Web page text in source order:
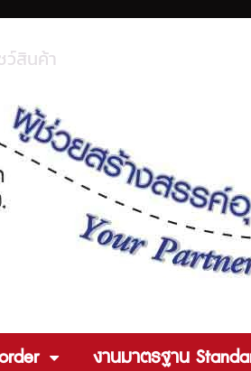
สินค้า
งานมาตรฐาน